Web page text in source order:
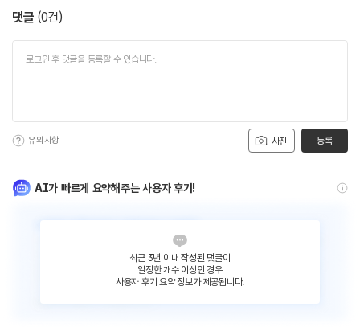
댓글 (0건)
사진
유의사항 등록
AI가 빠르게 요약해주는 사용자 후기!
최근 3년 이내 작성된 댓글이
일정한 개수 이상인 경우
사용자 후기 요약 정보가 제공됩니다.